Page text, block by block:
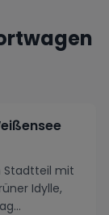
Stadtteil mit
Idylle,